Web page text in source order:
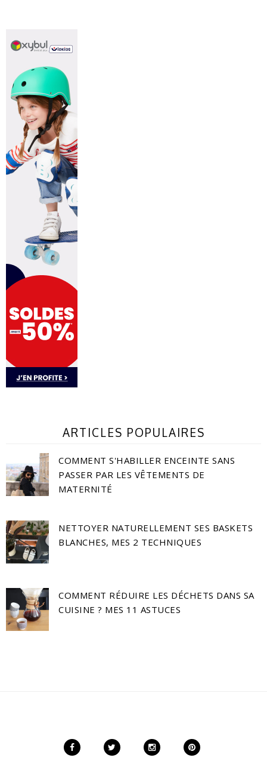
ARTICLES POPULAIRES
COMMENT S'HABILLER ENCEINTE SANS
PASSER PAR LES VÊTEMENTS DE
MATERNITÉ
NETTOYER NATURELLEMENT SES BASKETS
BLANCHES, MES 2 TECHNIQUES
COMMENT RÉDUIRE LES DÉCHETS DANS SA
CUISINE ? MES 11 ASTUCES